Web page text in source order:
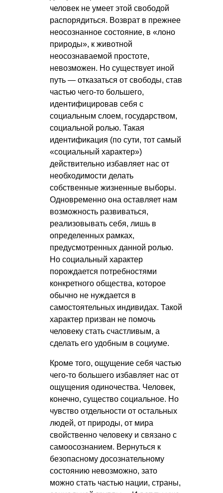
человек не умеет этой свободой
распорядиться. Возврат в прежнее
неосознанное состояние, в «лоно
природы», к животной
неосознаваемой простоте,
невозможен. Но существует иной
путь — отказаться от свободы, став
частью чего-то большего,
идентифицировав себя с
социальным слоем, государством,
социальной ролью. Такая
идентификация (по сути, тот самый
«социальный характер»)
действительно избавляет нас от
необходимости делать
собственные жизненные выборы.
Одновременно она оставляет нам
возможность развиваться,
реализовывать себя, лишь в
определенных рамках,
предусмотренных данной ролью.
Но социальный характер
порождается потребностями
конкретного общества, которое
обычно не нуждается в
самостоятельных индивидах. Такой
характер призван не помочь
человеку стать счастливым, а
сделать его удобным в социуме.
Кроме того, ощущение себя частью
чего-то большего избавляет нас от
ощущения одиночества. Человек,
конечно, существо социальное. Но
чувство отдельности от остальных
людей, от природы, от мира
свойственно человеку и связано с
самоосознанием. Вернуться к
безопасному досознательному
состоянию невозможно, зато
можно стать частью нации, страны,